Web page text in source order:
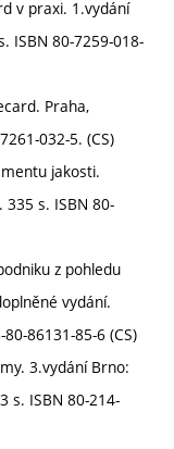
v praxi. 1.vydání
ISBN 80-7259-018-
Praha,
032-5. (CS)
jakosti.
s. ISBN 80-
z pohledu
vydání.
86131-85-6 (CS)
3.vydání Brno:
s. ISBN 80-214-